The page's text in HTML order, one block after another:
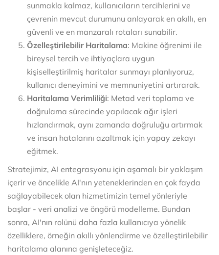
sunmakla kalmaz, kullanıcıların tercihlerini ve
çevrenin mevcut durumunu anlayarak en akıllı, en
güvenli ve en manzaralı rotaları sunabilir.
Özelleştirilebilir Haritalama: Makine öğrenimi ile
bireysel tercih ve ihtiyaçlara uygun
kişiselleştirilmiş haritalar sunmayı planlıyoruz,
kullanıcı deneyimini ve memnuniyetini artırarak.
Haritalama Verimliliği: Metad veri toplama ve
doğrulama sürecinde yapılacak ağır işleri
hızlandırmak, aynı zamanda doğruluğu artırmak
ve insan hatalarını azaltmak için yapay zekayı
eğitmek.
Stratejimiz, AI entegrasyonu için aşamalı bir yaklaşım
içerir ve öncelikle AI'nın yeteneklerinden en çok fayda
sağlayabilecek olan hizmetimizin temel yönleriyle
başlar - veri analizi ve öngörü modelleme. Bundan
sonra, AI'nın rolünü daha fazla kullanıcıya yönelik
özelliklere, örneğin akıllı yönlendirme ve özelleştirilebilir
haritalama alanına genişleteceğiz.